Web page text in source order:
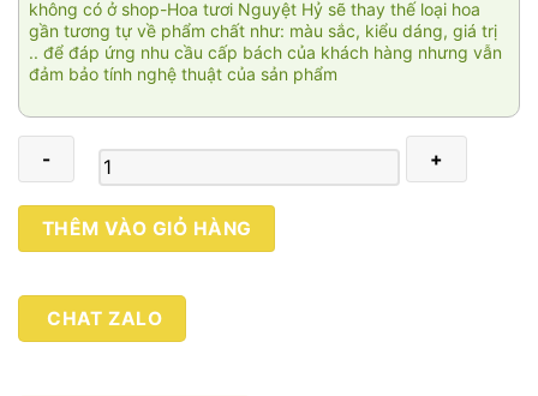
không có ở shop-Hoa tươi Nguyệt Hỷ sẽ thay thế loại hoa
gần tương tự về phẩm chất như: màu sắc, kiểu dáng, giá trị
.. để đáp ứng nhu cầu cấp bách của khách hàng nhưng vẫn
đảm bảo tính nghệ thuật của sản phẩm
Phong
lan
Gòn
004
THÊM VÀO GIỎ HÀNG
CHAT ZALO